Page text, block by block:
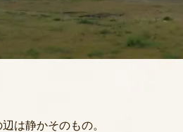
は静かそのもの。